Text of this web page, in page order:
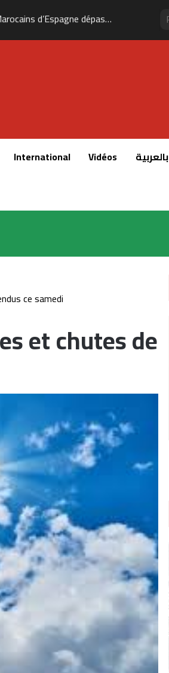
Les transferts des Marocains d’Espagne dépassent 1,5 milliard d’euros
International Vidéos بالعربية
ce samedi
et chutes de